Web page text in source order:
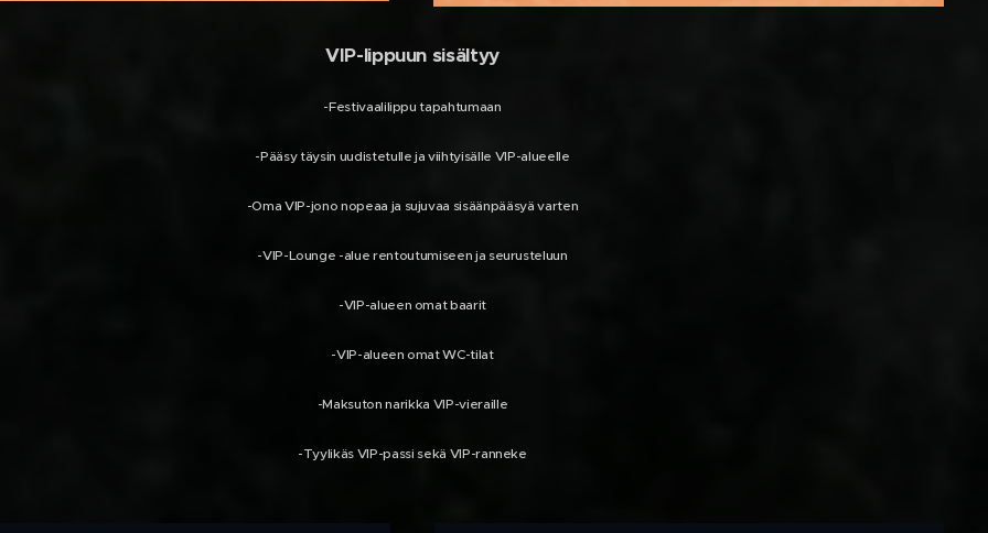
VIP-lippuun sisältyy
-Festivaalilippu tapahtumaan
-Pääsy täysin uudistetulle ja viihtyisälle VIP-alueelle
-Oma VIP-jono nopeaa ja sujuvaa sisäänpääsyä varten
-VIP-Lounge -alue rentoutumiseen ja seurusteluun
-VIP-alueen omat baarit
-VIP-alueen omat WC-tilat
-Maksuton narikka VIP-vieraille
-Tyylikäs VIP-passi sekä VIP-ranneke